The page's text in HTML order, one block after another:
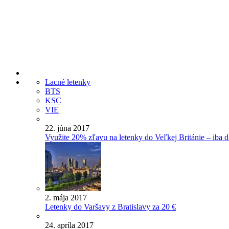
Lacné letenky
BTS
KSC
VIE
22. júna 2017
Využite 20% zľavu na letenky do Veľkej Británie – iba
2. mája 2017
Letenky do Varšavy z Bratislavy za 20 €
24. apríla 2017